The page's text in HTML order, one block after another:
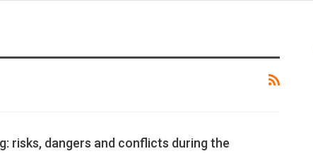
risks, dangers and conflicts during the